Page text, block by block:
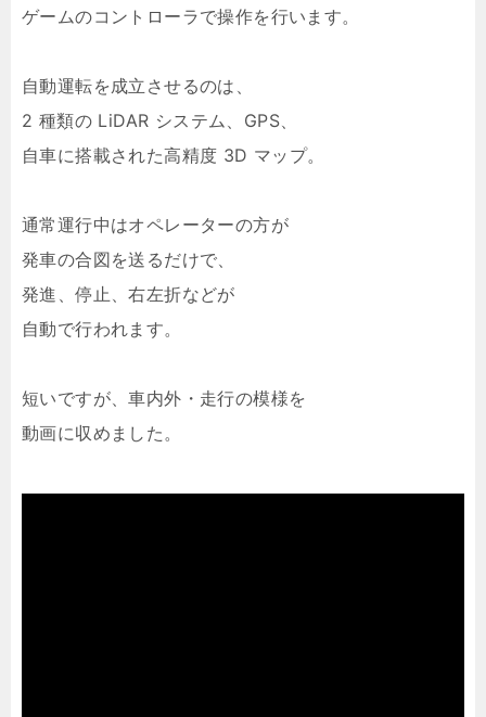
ゲームのコントローラで操作を行います。
自動運転を成立させるのは、
2 種類の LiDAR システム、GPS、
自車に搭載された高精度 3D マップ。
通常運行中はオペレーターの方が
発車の合図を送るだけで、
発進、停止、右左折などが
自動で行われます。
短いですが、車内外・走行の模様を
動画に収めました。